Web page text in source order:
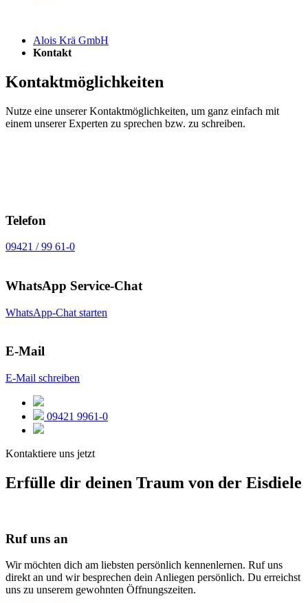
Alois Krä GmbH
Kontakt
Kontaktmöglichkeiten
Nutze eine unserer Kontaktmöglichkeiten, um ganz einfach mit
einem unserer Experten zu sprechen bzw. zu schreiben.
Telefon
09421 / 99 61-0
WhatsApp Service-Chat
WhatsApp-Chat starten
E-Mail
E-Mail schreiben
09421 9961-0
Kontaktiere uns jetzt
Erfülle dir deinen Traum von der Eisdiele
Ruf uns an
Wir möchten dich am liebsten persönlich kennenlernen. Ruf uns
direkt an und wir besprechen dein Anliegen persönlich. Du erreichst
uns zu unserem gewohnten Öffnungszeiten.